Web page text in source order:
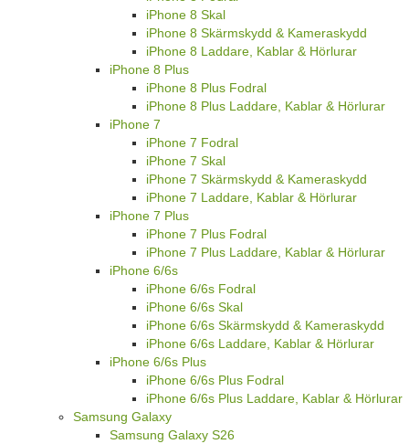
iPhone 8 Skal
iPhone 8 Skärmskydd & Kameraskydd
iPhone 8 Laddare, Kablar & Hörlurar
iPhone 8 Plus
iPhone 8 Plus Fodral
iPhone 8 Plus Laddare, Kablar & Hörlurar
iPhone 7
iPhone 7 Fodral
iPhone 7 Skal
iPhone 7 Skärmskydd & Kameraskydd
iPhone 7 Laddare, Kablar & Hörlurar
iPhone 7 Plus
iPhone 7 Plus Fodral
iPhone 7 Plus Laddare, Kablar & Hörlurar
iPhone 6/6s
iPhone 6/6s Fodral
iPhone 6/6s Skal
iPhone 6/6s Skärmskydd & Kameraskydd
iPhone 6/6s Laddare, Kablar & Hörlurar
iPhone 6/6s Plus
iPhone 6/6s Plus Fodral
iPhone 6/6s Plus Laddare, Kablar & Hörlurar
Samsung Galaxy
Samsung Galaxy S26